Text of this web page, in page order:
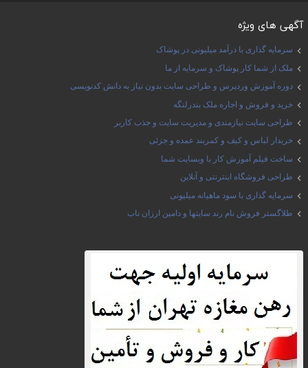
آگهی های ویژه
سرمایه گذاری با درآمد میلیونی در پوشاک
ملک از شما کار پوشاک و سرمایه از ما
دوره آموزش وردپرس و طراحی سایت بدون نیاز به دانش کدنویسی
خرید و فروش و اجاره ملک بندرلنگه
طراحی سایت نیازمندی و مدیریت سایت و جذب کاربر
خریدار لباس و کیف و کمربند عمده و جزئی
ساخت فیلم آموزش کار با وبسایت شما
طراحی فروشگاه اینترنتی و آنلاین
سرمایه گذاری با سود ماهیانه میلیونی
طلاگستر فروش نام رند سایتها و دامین ارزان ناب